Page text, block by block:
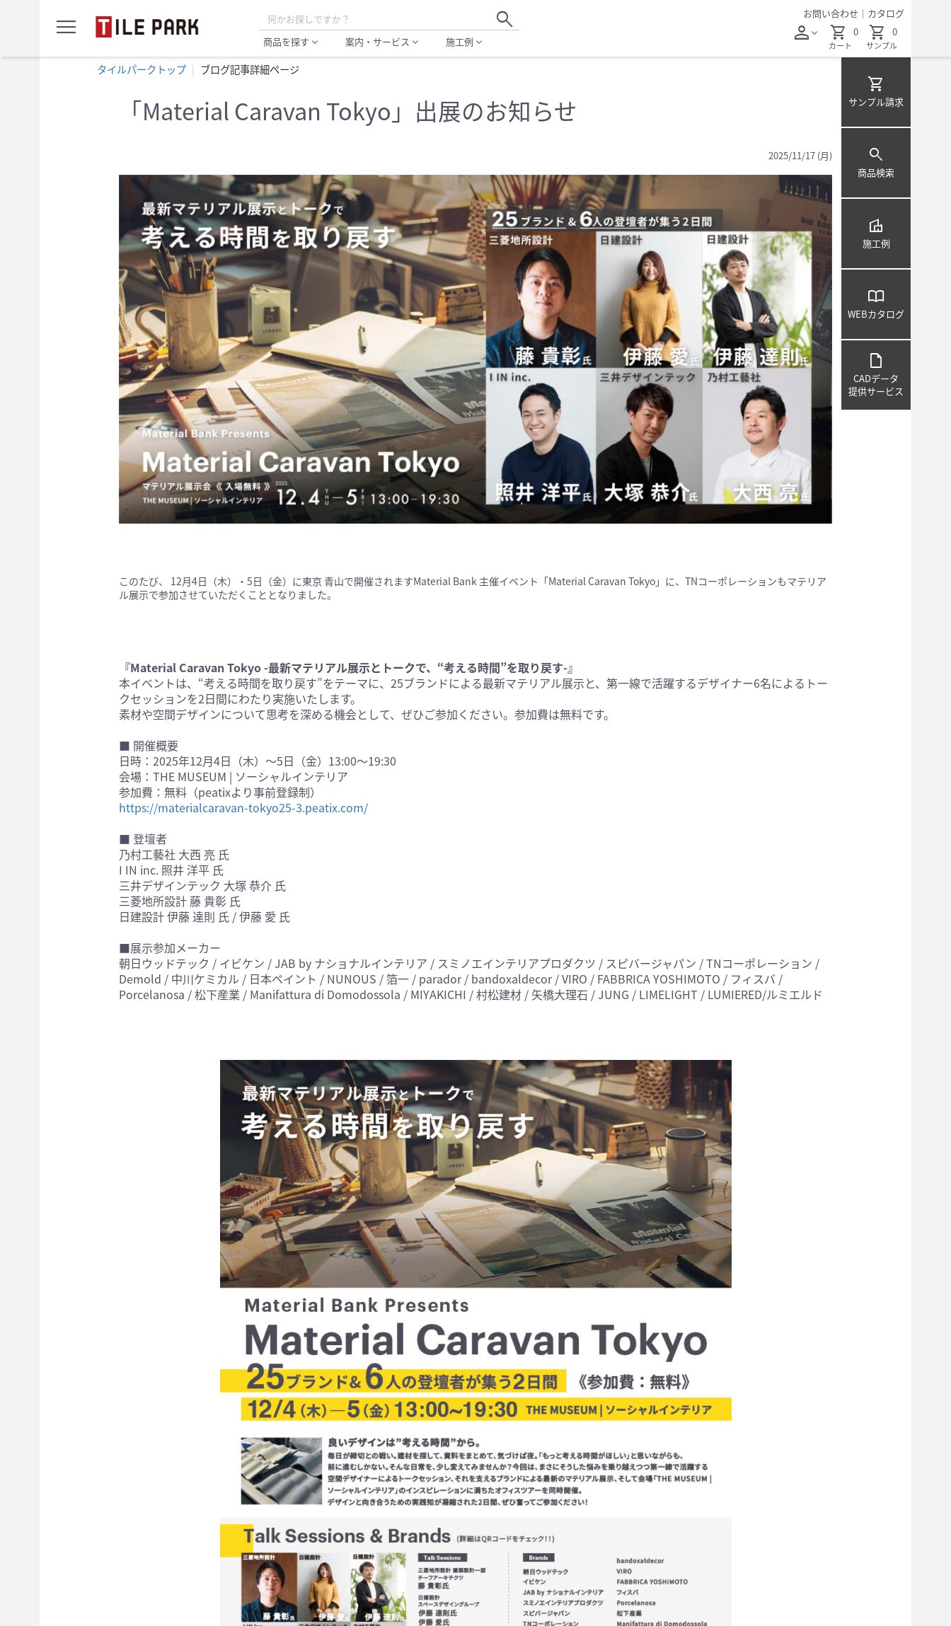
menu search
商品を探す expand_more 案内・サービス expand_more 施工例 expand_more
お問い合わせ ｜ カタログ
personexpand_more shopping_cart
カート
0 shopping_cart
サンプル
0
ン
プ
カ
shopping_cart
サンプル請求
search
商品検索
villa
施工例
import_contacts
WEBカタログ
draft
CADデータ
提供サービス
タイルパークトップ ブログ記事詳細ページ
「Material Caravan Tokyo」出展のお知らせ
2025/11/17 (月)
このたび、 12月4日（木）・5日（金）に東京 青山で開催されますMaterial Bank 主催イベント「Material Caravan Tokyo」に、TNコーポレーションもマテリア
ル展示で参加させていただくこととなりました。
『Material Caravan Tokyo -最新マテリアル展示とトークで、“考える時間”を取り戻す-』
本イベントは、“考える時間を取り戻す”をテーマに、25ブランドによる最新マテリアル展示と、第一線で活躍するデザイナー6名によるトー
クセッションを2日間にわたり実施いたします。
素材や空間デザインについて思考を深める機会として、ぜひご参加ください。参加費は無料です。
■ 開催概要
日時：2025年12月4日（木）〜5日（金）13:00〜19:30
会場：THE MUSEUM | ソーシャルインテリア
参加費：無料（peatixより事前登録制）
https://materialcaravan-tokyo25-3.peatix.com/
■ 登壇者
乃村工藝社 大西 亮 氏
I IN inc. 照井 洋平 氏
三井デザインテック 大塚 恭介 氏
三菱地所設計 藤 貴彰 氏
日建設計 伊藤 達則 氏 / 伊藤 愛 氏
■展示参加メーカー
朝日ウッドテック / イビケン / JAB by ナショナルインテリア / スミノエインテリアプロダクツ / スピバージャパン / TNコーポレーション /
Demold / 中川ケミカル / 日本ペイント / NUNOUS / 箔一 / parador / bandoxaldecor / VIRO / FABBRICA YOSHIMOTO / フィスバ /
Porcelanosa / 松下産業 / Manifattura di Domodossola / MIYAKICHI / 村松建材 / 矢橋大理石 / JUNG / LIMELIGHT / LUMIERED/ルミエルド